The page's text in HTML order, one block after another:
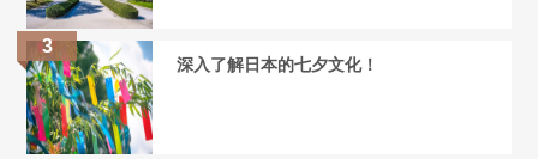
深入了解日本的七夕文化！